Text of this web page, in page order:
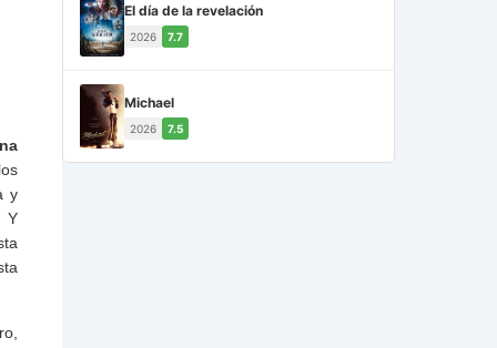
y
Y
El día de la revelación
2026 7.7
Michael
2026 7.5